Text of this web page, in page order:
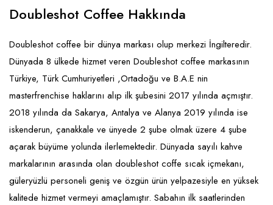
Sağlık Güzellik
Turizm - Eğlence
Mobilya ve Ev Tekstili
Oyuncak ve Hediyelik
Takı
Yapı Malzemesi - Hırdavat
Gıda ve Sarf Malzemeleri
Güvenlik - Temizlik
Giyim - Aksesuar
Hukuk - Marka - Patent ve Tercüme
Isıtma - Soğutma ve Havalandırma
Lojistik - Kargo ve Kurye
Mali Kayıt ve Denetim
Doubleshot Coffee Hakkında
Doubleshot coffee bir dünya markası olup merkezi İngilteredir.
Dünyada 8 ülkede hizmet veren Doubleshot coffee markasının
Türkiye, Türk Cumhuriyetleri ,Ortadoğu ve B.A.E nin
masterfrenchise haklarını alıp ilk şubesini 2017 yılında açmıştır.
2018 yılında da Sakarya, Antalya ve Alanya 2019 yılında ise
iskenderun, çanakkale ve ünyede 2 şube olmak üzere 4 şube
açarak büyüme yolunda ilerlemektedir. Dünyada sayılı kahve
markalarının arasında olan doubleshot coffe sıcak içmekanı,
güleryüzlü personeli geniş ve özgün ürün yelpazesiyle en yüksek
kalitede hizmet vermeyi amaçlamıştır. Sabahın ilk saatlerinden